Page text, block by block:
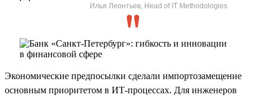
Илья Леонтьев, Head of IT Methodologies
Экономические предпосылки сделали импортозамещение
основным приоритетом в ИТ-процессах. Для инженеров